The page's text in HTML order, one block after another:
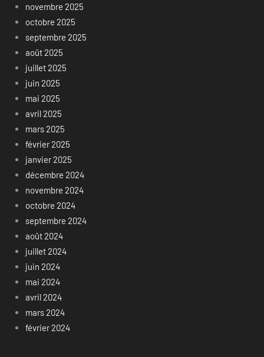
novembre 2025
octobre 2025
septembre 2025
août 2025
juillet 2025
juin 2025
mai 2025
avril 2025
mars 2025
février 2025
janvier 2025
décembre 2024
novembre 2024
octobre 2024
septembre 2024
août 2024
juillet 2024
juin 2024
mai 2024
avril 2024
mars 2024
février 2024